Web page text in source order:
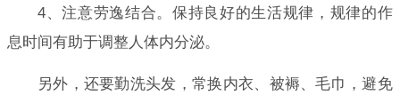
4、注意劳逸结合。保持良好的生活规律，规律的作
息时间有助于调整人体内分泌。
另外，还要勤洗头发，常换内衣、被褥、毛巾，避免